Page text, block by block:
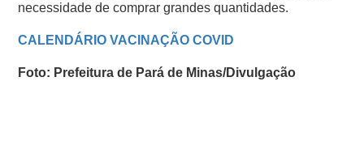
necessidade de comprar grandes quantidades.
CALENDÁRIO VACINAÇÃO COVID
Foto: Prefeitura de Pará de Minas/Divulgação